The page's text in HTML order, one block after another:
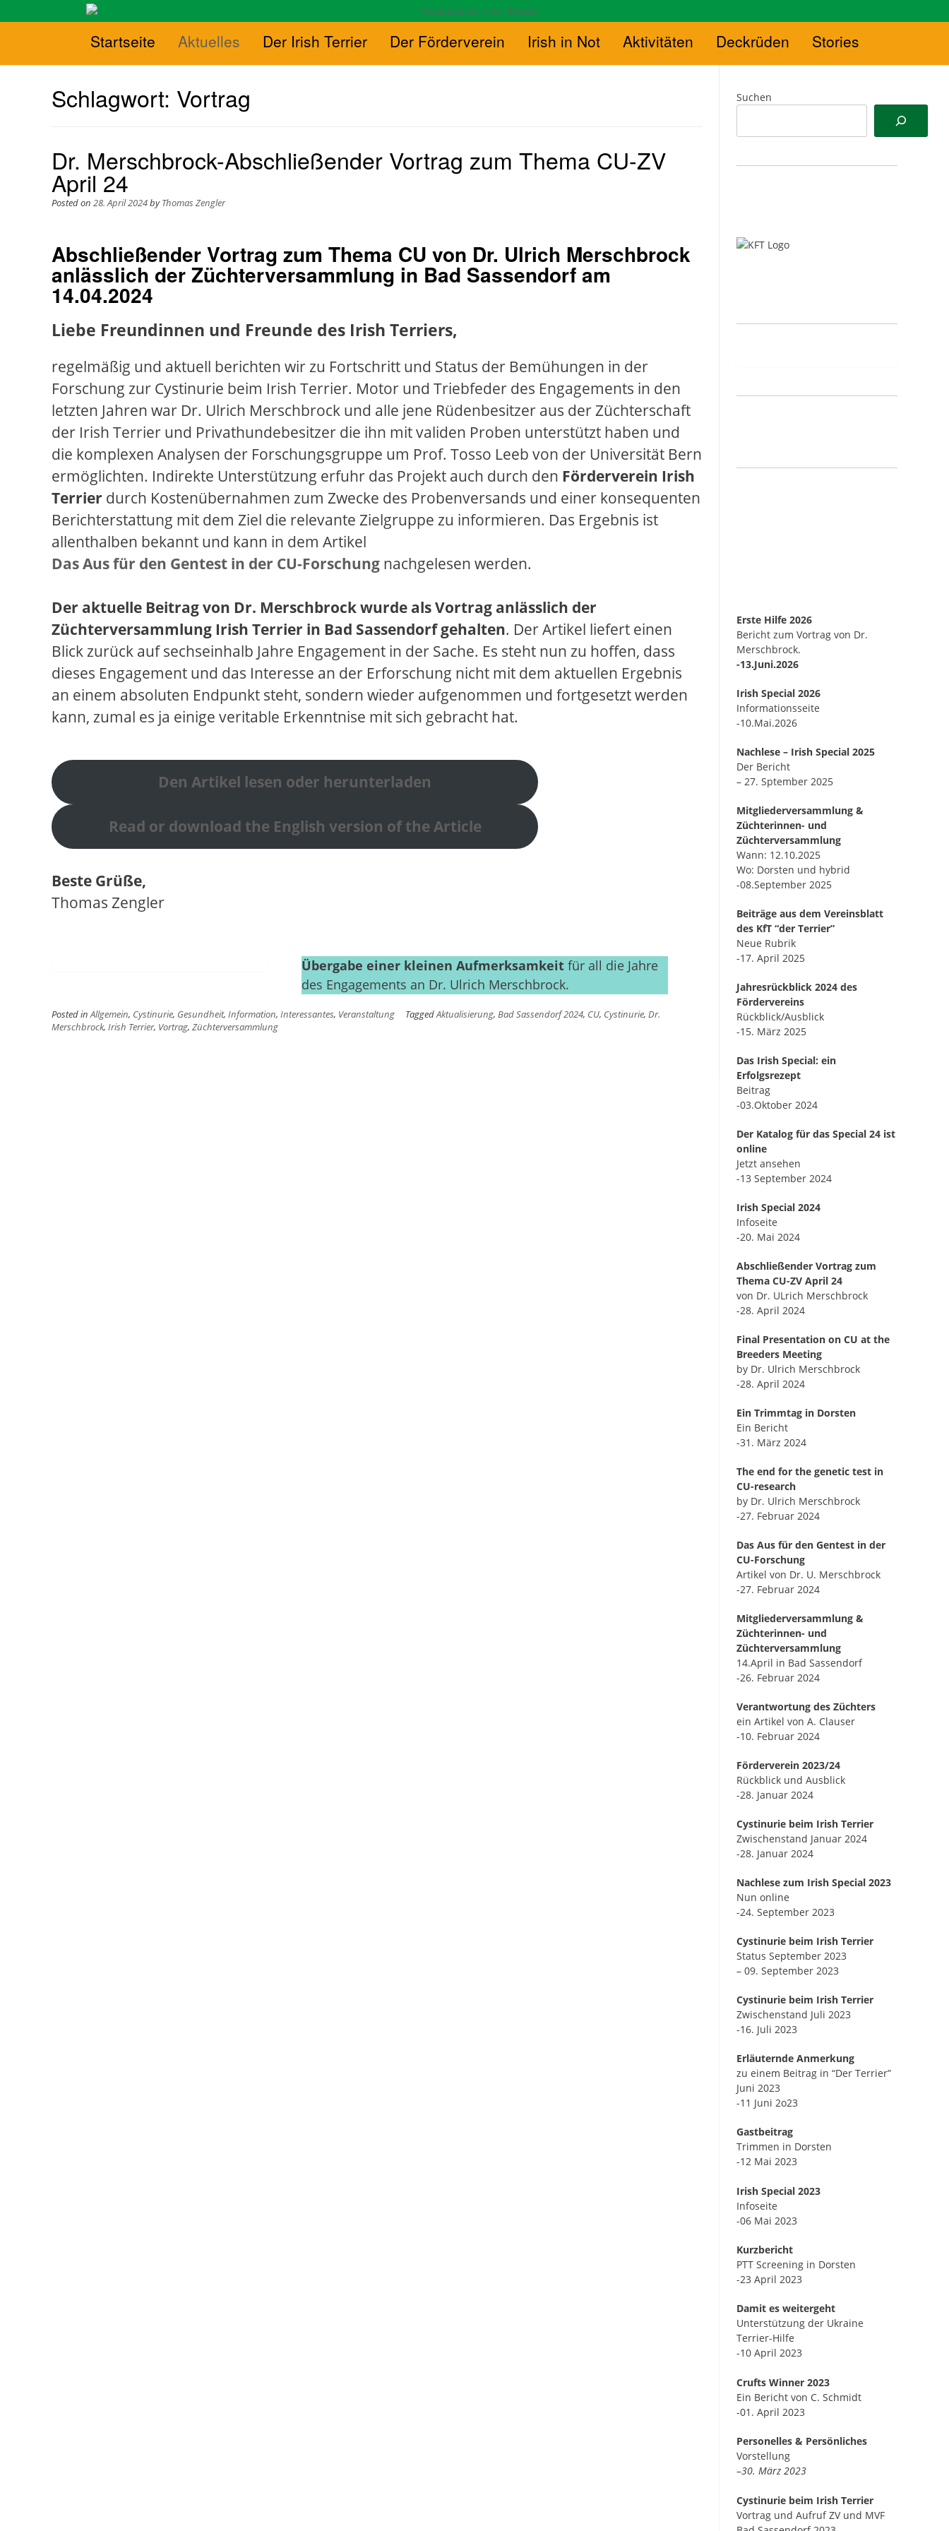
Startseite Aktuelles Der Irish Terrier Der Förderverein Irish in Not Aktivitäten Deckrüden Stories
Schlagwort: Vortrag
Dr. Merschbrock-Abschließender Vortrag zum Thema CU-ZV
April 24
Posted on 28. April 2024byThomas Zengler
Abschließender Vortrag zum Thema CU von Dr. Ulrich Merschbrock
anlässlich der Züchterversammlung in Bad Sassendorf am
14.04.2024
Liebe Freundinnen und Freunde des Irish Terriers,
regelmäßig und aktuell berichten wir zu Fortschritt und Status der Bemühungen in der
Forschung zur Cystinurie beim Irish Terrier. Motor und Triebfeder des Engagements in den
letzten Jahren war Dr. Ulrich Merschbrock und alle jene Rüdenbesitzer aus der Züchterschaft
der Irish Terrier und Privathundebesitzer die ihn mit validen Proben unterstützt haben und
die komplexen Analysen der Forschungsgruppe um Prof. Tosso Leeb von der Universität Bern
ermöglichten. Indirekte Unterstützung erfuhr das Projekt auch durch den Förderverein Irish
Terrier durch Kostenübernahmen zum Zwecke des Probenversands und einer konsequenten
Berichterstattung mit dem Ziel die relevante Zielgruppe zu informieren. Das Ergebnis ist
allenthalben bekannt und kann in dem Artikel
Das Aus für den Gentest in der CU-Forschung nachgelesen werden.
Der aktuelle Beitrag von Dr. Merschbrock wurde als Vortrag anlässlich der
Züchterversammlung Irish Terrier in Bad Sassendorf gehalten. Der Artikel liefert einen
Blick zurück auf sechseinhalb Jahre Engagement in der Sache. Es steht nun zu hoffen, dass
dieses Engagement und das Interesse an der Erforschung nicht mit dem aktuellen Ergebnis
an einem absoluten Endpunkt steht, sondern wieder aufgenommen und fortgesetzt werden
kann, zumal es ja einige veritable Erkenntnise mit sich gebracht hat.
Den Artikel lesen oder herunterladen
Read or download the English version of the Article
Beste Grüße,
Thomas Zengler
Übergabe einer kleinen Aufmerksamkeitfür all die Jahre
des Engagements an Dr. Ulrich Merschbrock.
Posted inAllgemein, Cystinurie, Gesundheit, Information, Interessantes, Veranstaltung TaggedAktualisierung, Bad Sassendorf 2024, CU, Cystinurie, Dr.
Merschbrock, Irish Terrier, Vortrag, Züchterversammlung
Suchen
Erste Hilfe 2026
Bericht zum Vortrag von Dr.
Merschbrock.
-13.Juni.2026
Irish Special 2026
Informationsseite
-10.Mai.2026
Nachlese – Irish Special 2025
Der Bericht
– 27. Sptember 2025
Mitgliederversammlung &
Züchterinnen- und
Züchterversammlung
Wann: 12.10.2025
Wo: Dorsten und hybrid
-08.September 2025
Beiträge aus dem Vereinsblatt
des KfT “der Terrier”
Neue Rubrik
-17. April 2025
Jahresrückblick 2024 des
Fördervereins
Rückblick/Ausblick
-15. März 2025
Das Irish Special: ein
Erfolgsrezept
Beitrag
-03.Oktober 2024
Der Katalog für das Special 24 ist
online
Jetzt ansehen
-13 September 2024
Irish Special 2024
Infoseite
-20. Mai 2024
Abschließender Vortrag zum
Thema CU-ZV April 24
von Dr. ULrich Merschbrock
-28. April 2024
Final Presentation on CU at the
Breeders Meeting
by Dr. Ulrich Merschbrock
-28. April 2024
Ein Trimmtag in Dorsten
Ein Bericht
-31. März 2024
The end for the genetic test in
CU-research
by Dr. Ulrich Merschbrock
-27. Februar 2024
Das Aus für den Gentest in der
CU-Forschung
Artikel von Dr. U. Merschbrock
-27. Februar 2024
Mitgliederversammlung &
Züchterinnen- und
Züchterversammlung
14.April in Bad Sassendorf
-26. Februar 2024
Verantwortung des Züchters
ein Artikel von A. Clauser
-10. Februar 2024
Förderverein 2023/24
Rückblick und Ausblick
-28. Januar 2024
Cystinurie beim Irish Terrier
Zwischenstand Januar 2024
-28. Januar 2024
Nachlese zum Irish Special 2023
Nun online
-24. September 2023
Cystinurie beim Irish Terrier
Status September 2023
– 09. September 2023
Cystinurie beim Irish Terrier
Zwischenstand Juli 2023
-16. Juli 2023
Erläuternde Anmerkung
zu einem Beitrag in “Der Terrier”
Juni 2023
-11 Juni 2o23
Gastbeitrag
Trimmen in Dorsten
-12 Mai 2023
Irish Special 2023
Infoseite
-06 Mai 2023
Kurzbericht
PTT Screening in Dorsten
-23 April 2023
Damit es weitergeht
Unterstützung der Ukraine
Terrier-Hilfe
-10 April 2023
Crufts Winner 2023
Ein Bericht von C. Schmidt
-01. April 2023
Personelles & Persönliches
Vorstellung
–30. März 2023
Cystinurie beim Irish Terrier
Vortrag und Aufruf ZV und MVF